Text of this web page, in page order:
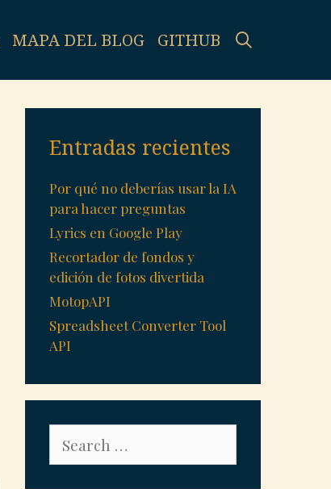
MAPA DEL BLOG GITHUB
Entradas recientes
Por qué no deberías usar la IA
para hacer preguntas
Lyrics en Google Play
Recortador de fondos y
edición de fotos divertida
MotopAPI
Spreadsheet Converter Tool
API
for: